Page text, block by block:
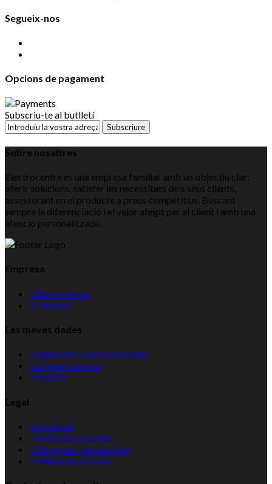
Segueix-nos
Opcions de pagament
Subscriu-te al butlletí
Subscriure
Sobre nosaltres
Electrocentre és una empresa familiar amb un objectiu clar:
oferir solucions, satisfer les necessitats dels seus clients,
assessorant en el producte a preus competitius. Buscant
sempre la diferenciació i el valor afegit per al client i amb una
atenció personalitzada.
Empresa
›Electrocentre
›Contacta
Les meves dades
›Registra't / La meva compta
›La meva compra
›Favorits
Legal
›Avís legal
›Protecció de dades
›Entregues i devolucions
›Política de cookies